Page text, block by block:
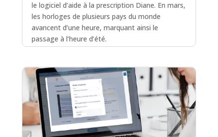
le logiciel d’aide à la prescription Diane. En mars,
les horloges de plusieurs pays du monde
avancent d’une heure, marquant ainsi le
passage à l’heure d’été.
lire plus